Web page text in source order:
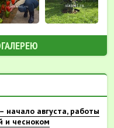
начало августа, работы
и чесноком